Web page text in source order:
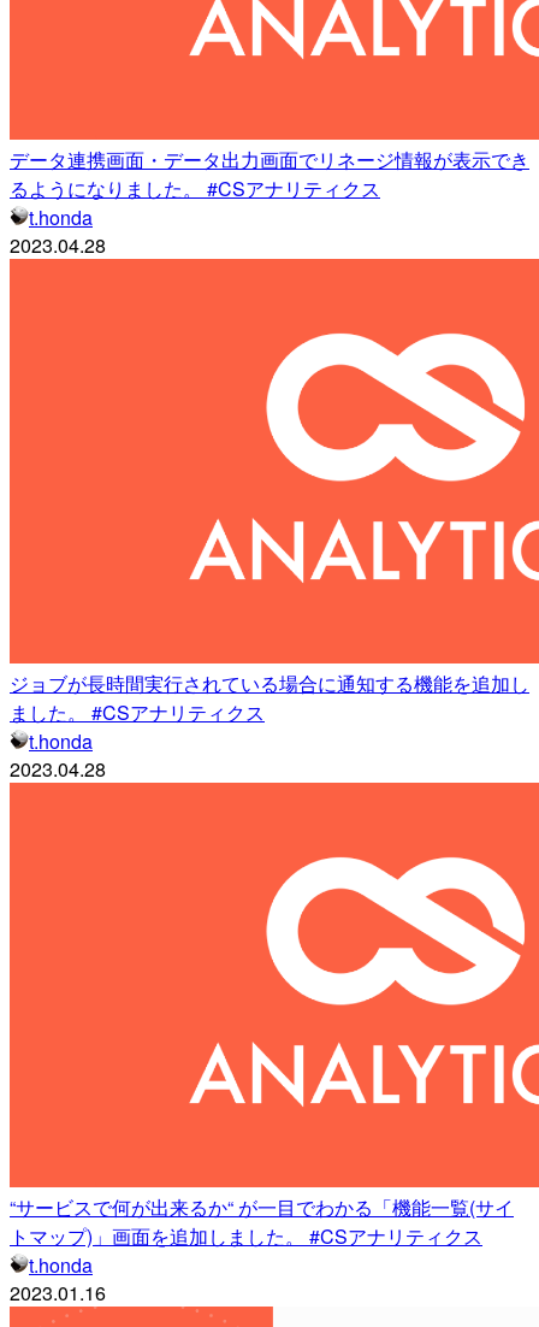
データ連携画面・データ出力画面でリネージ情報が表示でき
るようになりました。 #CSアナリティクス
t.honda
2023.04.28
ジョブが長時間実行されている場合に通知する機能を追加し
ました。 #CSアナリティクス
t.honda
2023.04.28
“サービスで何が出来るか“ が一目でわかる「機能一覧(サイ
トマップ)」画面を追加しました。 #CSアナリティクス
t.honda
2023.01.16